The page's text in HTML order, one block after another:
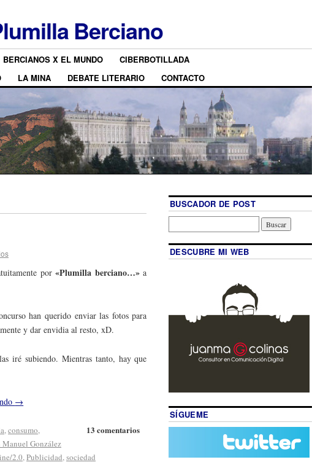
Berciano
BERCIANOS X EL MUNDO
CIBERBOTILLADA
LA MINA DEBATE LITERARIO CONTACTO
por«Plumilla berciano…»a
han querido enviar las fotos para
y dar envidia al resto, xD.
iré subiendo. Mientras tanto, hay que
→
13 comentarios
, consumo,
Manuel González
2.0, Publicidad, sociedad
BUSCADOR DE POST
DESCUBRE MI WEB
SÍGUEME